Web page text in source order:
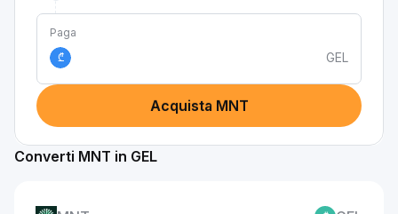
Paga
₾
GEL
Acquista MNT
Converti MNT in GEL